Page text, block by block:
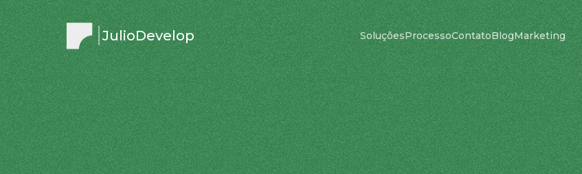
JulioDevelop SoluçõesProcessoContatoBlogMarketing